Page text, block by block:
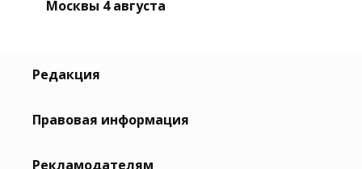
Москвы 4 августа
Редакция
Правовая информация
Рекламодателям